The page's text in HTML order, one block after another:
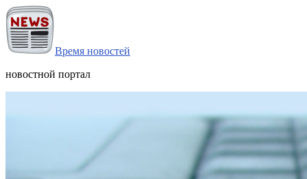
Время новостей
новостной портал